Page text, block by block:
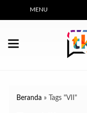
MENU
Beranda » Tags "VII"